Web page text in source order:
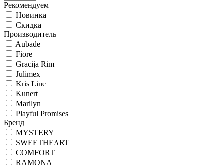
Рекомендуем
Новинка
Скидка
Производитель
Aubade
Fiore
Gracija Rim
Julimex
Kris Line
Kunert
Marilyn
Playful Promises
Бренд
MYSTERY
SWEETHEART
COMFORT
RAMONA